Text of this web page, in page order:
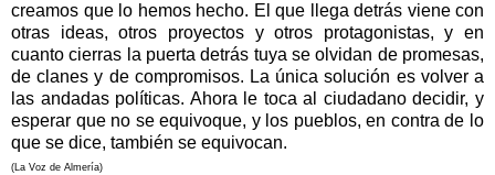
creamos que lo hemos hecho. El que llega detrás viene con
otras ideas, otros proyectos y otros protagonistas, y en
cuanto cierras la puerta detrás tuya se olvidan de promesas,
de clanes y de compromisos. La única solución es volver a
las andadas políticas. Ahora le toca al ciudadano decidir, y
esperar que no se equivoque, y los pueblos, en contra de lo
que se dice, también se equivocan.
(La Voz de Almería)